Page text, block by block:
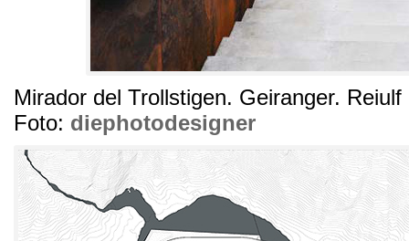
Mirador del Trollstigen. Geiranger. Reiulf
Foto: diephotodesigner